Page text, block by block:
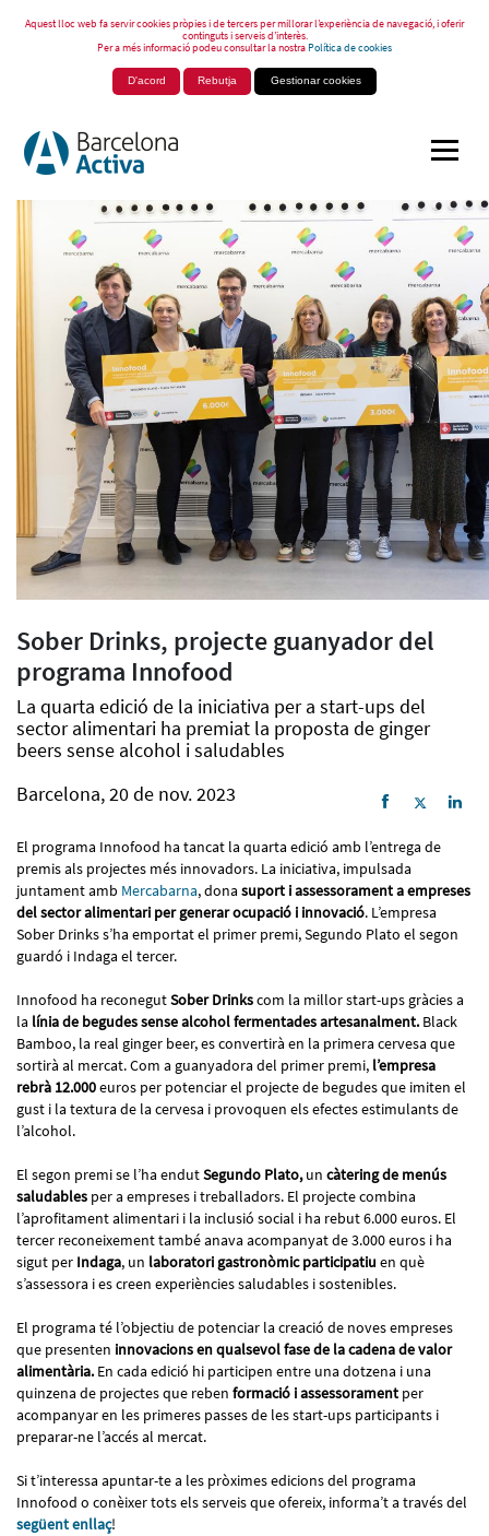
Aquest lloc web fa servir cookies pròpies i de tercers per millorar l’experiència de navegació, i oferir
continguts i serveis d’interès.
Per a més informació podeu consultar la nostraPolítica de cookies
D'acord Rebutja Gestionar cookies
Sober Drinks, projecte guanyador del
programa Innofood
La quarta edició de la iniciativa per a start-ups del
sector alimentari ha premiat la proposta de ginger
beers sense alcohol i saludables
Barcelona, 20 de nov. 2023
El programa Innofood ha tancat la quarta edició amb l’entrega de
premis als projectes més innovadors. La iniciativa, impulsada
juntament amb Mercabarna, dona suport i assessorament a empreses
del sector alimentari per generar ocupació i innovació. L’empresa
Sober Drinks s’ha emportat el primer premi, Segundo Plato el segon
guardó i Indaga el tercer.
Innofood ha reconegutSober Drinkscom la millor start-ups gràcies a
la línia de begudes sense alcohol fermentades artesanalment. Black
Bamboo, la real ginger beer, es convertirà en la primera cervesa que
sortirà al mercat. Com a guanyadora del primer premi, l’empresa
rebrà 12.000euros per potenciar el projecte de begudes que imiten el
gust i la textura de la cervesa i provoquen els efectes estimulants de
l’alcohol.
El segon premi se l’ha endutSegundo Plato,un càtering de menús
saludables per a empreses i treballadors. El projecte combina
l’aprofitament alimentari i la inclusió social i ha rebut 6.000 euros. El
tercer reconeixement també anava acompanyat de 3.000 euros i ha
sigut per Indaga, un laboratori gastronòmic participatiu en què
s’assessora i es creen experiències saludables i sostenibles.
El programa té l’objectiu de potenciar la creació de noves empreses
que presenten innovacions en qualsevol fase de la cadena de valor
alimentària. En cada edició hi participen entre una dotzena i una
quinzena de projectes que reben formació i assessorament per
acompanyar en les primeres passes de les start-ups participants i
preparar-ne l’accés al mercat.
Si t’interessa apuntar-te a les pròximes edicions del programa
Innofood o conèixer tots els serveis que ofereix, informa’t a través del
següent enllaç!